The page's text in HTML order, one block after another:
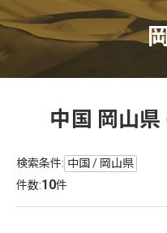
中国 岡山
検索条件: 中国 / 岡山県
件数:10件